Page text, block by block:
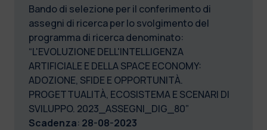
Bando di selezione per il conferimento di
assegni di ricerca per lo svolgimento del
programma di ricerca denominato:
“L'EVOLUZIONE DELL'INTELLIGENZA
ARTIFICIALE E DELLA SPACE ECONOMY:
ADOZIONE, SFIDE E OPPORTUNITÀ.
PROGETTUALITÀ, ECOSISTEMA E SCENARI DI
SVILUPPO. 2023_ASSEGNI_DIG_80”
Scadenza: 28-08-2023